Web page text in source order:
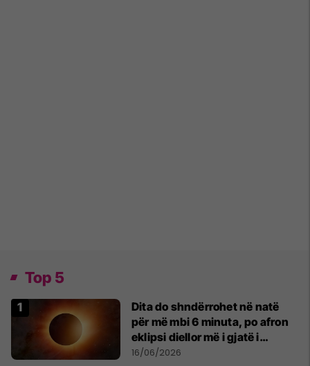
Top 5
Dita do shndërrohet në natë
për më mbi 6 minuta, po afron
eklipsi diellor më i gjatë i
shekullit të 21-të
16/06/2026